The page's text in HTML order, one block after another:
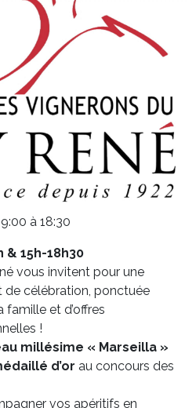
à 18:30
& 15h-18h30
vous invitent pour une
de célébration, ponctuée
famille et d’offres
!
millésime « Marseilla »
d’or au concours des
vos apéritifs en